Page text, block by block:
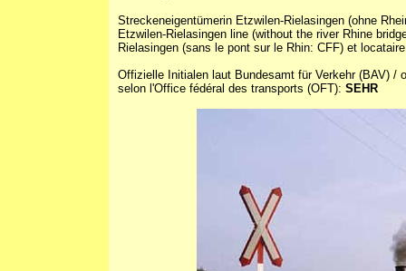
Streckeneigentümerin Etzwilen-Rielasingen (ohne
Etzwilen-Rielasingen line (without the river Rhine
Rielasingen (sans le pont sur le Rhin: CFF) et
Offizielle Initialen laut Bundesamt für Verkehr (BAV)
selon l'Office fédéral des transports (OFT): SEHR